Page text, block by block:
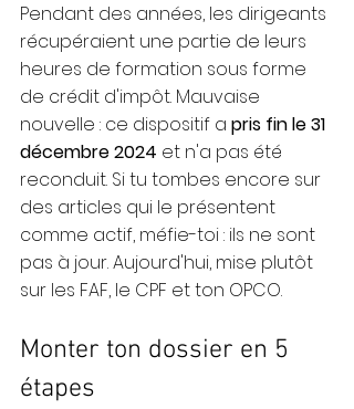
Pendant des années, les dirigeants
récupéraient une partie de leurs
heures de formation sous forme
de crédit d'impôt. Mauvaise
nouvelle : ce dispositif a pris fin le 31
décembre 2024 et n'a pas été
reconduit. Si tu tombes encore sur
des articles qui le présentent
comme actif, méfie-toi : ils ne sont
pas à jour. Aujourd'hui, mise plutôt
sur les FAF, le CPF et ton OPCO.
Monter ton dossier en 5
étapes